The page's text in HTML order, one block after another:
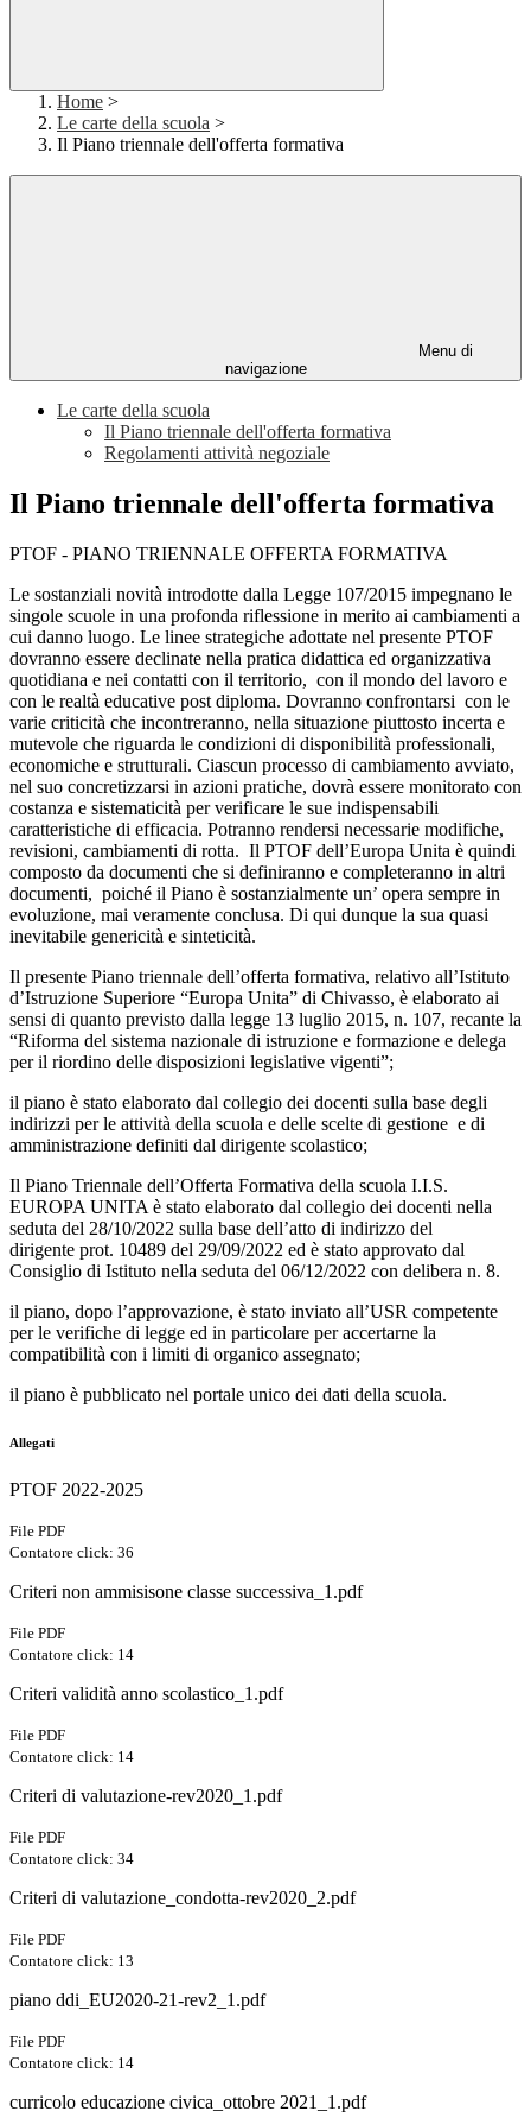
Home >
Le carte della scuola >
Il Piano triennale dell'offerta formativa
Menu di
navigazione
Le carte della scuola
Il Piano triennale dell'offerta formativa
Regolamenti attività negoziale
Il Piano triennale dell'offerta formativa
PTOF - PIANO TRIENNALE OFFERTA FORMATIVA
Le sostanziali novità introdotte dalla Legge 107/2015 impegnano le
singole scuole in una profonda riflessione in merito ai cambiamenti a
cui danno luogo. Le linee strategiche adottate nel presente PTOF
dovranno essere declinate nella pratica didattica ed organizzativa
quotidiana e nei contatti con il territorio, con il mondo del lavoro e
con le realtà educative post diploma. Dovranno confrontarsi con le
varie criticità che incontreranno, nella situazione piuttosto incerta e
mutevole che riguarda le condizioni di disponibilità professionali,
economiche e strutturali. Ciascun processo di cambiamento avviato,
nel suo concretizzarsi in azioni pratiche, dovrà essere monitorato con
costanza e sistematicità per verificare le sue indispensabili
caratteristiche di efficacia. Potranno rendersi necessarie modifiche,
revisioni, cambiamenti di rotta. Il PTOF dell’Europa Unita è quindi
composto da documenti che si definiranno e completeranno in altri
documenti, poiché il Piano è sostanzialmente un’ opera sempre in
evoluzione, mai veramente conclusa. Di qui dunque la sua quasi
inevitabile genericità e sinteticità.
Il presente Piano triennale dell’offerta formativa, relativo all’Istituto
d’Istruzione Superiore “Europa Unita” di Chivasso, è elaborato ai
sensi di quanto previsto dalla legge 13 luglio 2015, n. 107, recante la
“Riforma del sistema nazionale di istruzione e formazione e delega
per il riordino delle disposizioni legislative vigenti”;
il piano è stato elaborato dal collegio dei docenti sulla base degli
indirizzi per le attività della scuola e delle scelte di gestione e di
amministrazione definiti dal dirigente scolastico;
Il Piano Triennale dell’Offerta Formativa della scuola I.I.S.
EUROPA UNITA è stato elaborato dal collegio dei docenti nella
seduta del 28/10/2022 sulla base dell’atto di indirizzo del
dirigente prot. 10489 del 29/09/2022 ed è stato approvato dal
Consiglio di Istituto nella seduta del 06/12/2022 con delibera n. 8.
il piano, dopo l’approvazione, è stato inviato all’USR competente
per le verifiche di legge ed in particolare per accertarne la
compatibilità con i limiti di organico assegnato;
il piano è pubblicato nel portale unico dei dati della scuola.
Allegati
PTOF 2022-2025
File PDF
Contatore click: 36
Criteri non ammisisone classe successiva_1.pdf
File PDF
Contatore click: 14
Criteri validità anno scolastico_1.pdf
File PDF
Contatore click: 14
Criteri di valutazione-rev2020_1.pdf
File PDF
Contatore click: 34
Criteri di valutazione_condotta-rev2020_2.pdf
File PDF
Contatore click: 13
piano ddi_EU2020-21-rev2_1.pdf
File PDF
Contatore click: 14
curricolo educazione civica_ottobre 2021_1.pdf